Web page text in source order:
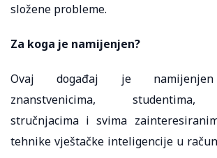
složene probleme.
Za koga je namijenjen?
Ovaj događaj je namijenjen
znanstvenicima, studentima,
stručnjacima i svima
tehnike vještačke inteligencije u